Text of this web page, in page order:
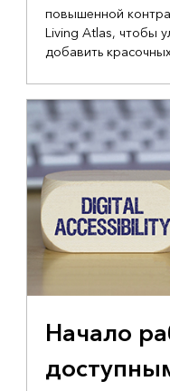
повышенной
Living Atlas, чтобы
добавить
Начало